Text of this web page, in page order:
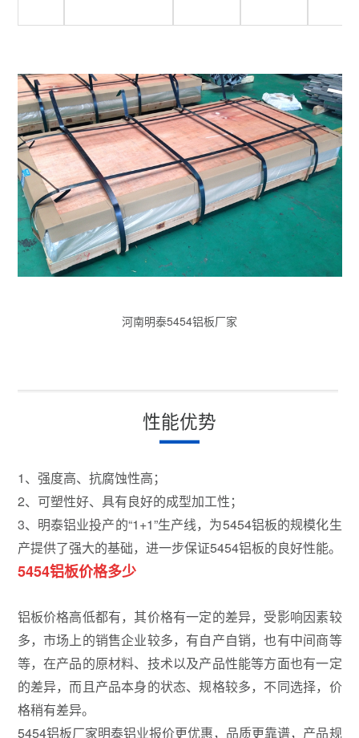
河南明泰5454铝板厂家
性能优势
1、强度高、抗腐蚀性高；
2、可塑性好、具有良好的成型加工性；
3、明泰铝业投产的“1+1”生产线，为5454铝板的规模化生
产提供了强大的基础，进一步保证5454铝板的良好性能。
5454铝板价格多少
铝板价格高低都有，其价格有一定的差异，受影响因素较
多，市场上的销售企业较多，有自产自销，也有中间商等
等，在产品的原材料、技术以及产品性能等方面也有一定
的差异，而且产品本身的状态、规格较多，不同选择，价
格稍有差异。
5454铝板厂家明泰铝业报价更优惠，品质更靠谱，产品规